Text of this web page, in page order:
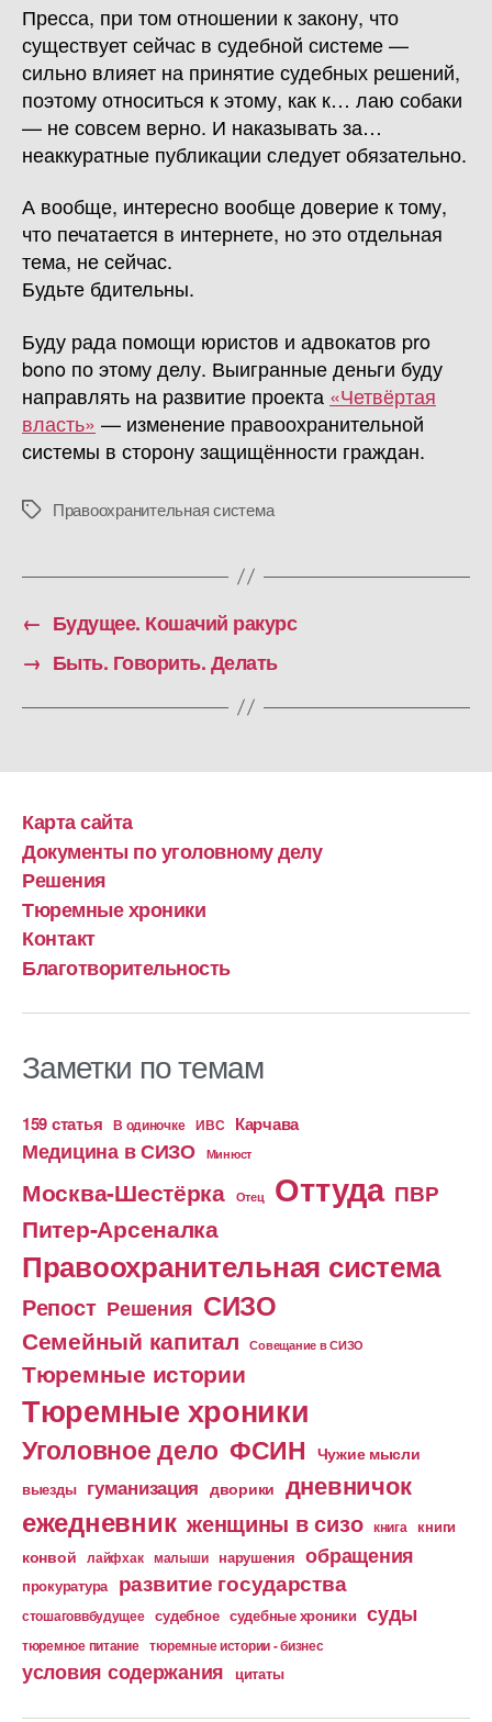
Пресса, при том отношении к закону, что
существует сейчас в судебной системе —
сильно влияет на принятие судебных решений,
поэтому относиться к этому, как к… лаю собаки
— не совсем верно. И наказывать за…
неаккуратные публикации следует обязательно.
А вообще, интересно вообще доверие к тому,
что печатается в интернете, но это отдельная
тема, не сейчас.
Будьте бдительны.
Буду рада помощи юристов и адвокатов pro
bono по этому делу. Выигранные деньги буду
направлять на развитие проекта «Четвёртая
власть» — изменение правоохранительной
системы в сторону защищённости граждан.
МеткиПравоохранительная система
← Будущее. Кошачий ракурс
→ Быть. Говорить. Делать
Карта сайта
Документы по уголовному делу
Решения
Тюремные хроники
Контакт
Благотворительность
Заметки по темам
159 статья В одиночке ИВС Карчава
Медицина в СИЗО Минюст
Москва-Шестёрка Отец Оттуда ПВР
Питер-Арсеналка
Правоохранительная система
Репост Решения СИЗО
Семейный капитал Совещание в СИЗО
Тюремные истории
Тюремные хроники
Уголовное дело ФСИН Чужие мысли
выезды гуманизация дворики дневничок
ежедневник женщины в сизо книга книги
конвой лайфхак малыши нарушения обращения
прокуратура развитие государства
стошаговвбудущее судебное судебные хроники суды
тюремное питание тюремные истории - бизнес
условия содержания цитаты